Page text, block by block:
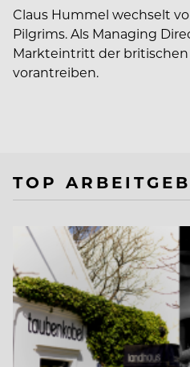
Claus Hummel wechselt
Pilgrims. Als Managing
Markteintritt der britischen
vorantreiben.
TOP